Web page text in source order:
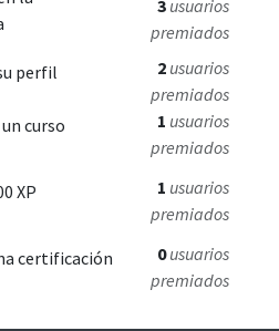
3 usuarios
premiados
perfil 2 usuarios
premiados
curso 1 usuarios
premiados
XP 1 usuarios
premiados
certificación 0 usuarios
premiados